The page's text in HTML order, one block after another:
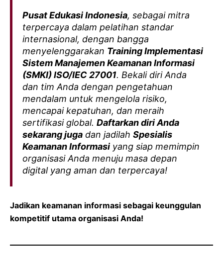
Pusat Edukasi Indonesia, sebagai mitra
terpercaya dalam pelatihan standar
internasional, dengan bangga
menyelenggarakan Training Implementasi
Sistem Manajemen Keamanan Informasi
(SMKI) ISO/IEC 27001. Bekali diri Anda
dan tim Anda dengan pengetahuan
mendalam untuk mengelola risiko,
mencapai kepatuhan, dan meraih
sertifikasi global. Daftarkan diri Anda
sekarang juga dan jadilah Spesialis
Keamanan Informasi yang siap memimpin
organisasi Anda menuju masa depan
digital yang aman dan terpercaya!
Jadikan keamanan informasi sebagai keunggulan
kompetitif utama organisasi Anda!